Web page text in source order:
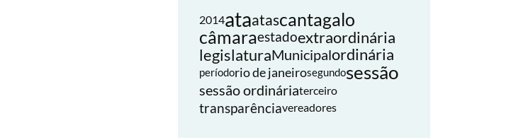
2014ataatascantagalo
câmaraestadoextraordinária
legislaturaMunicipalordinária
períodorio de janeirosegundosessão
sessão ordináriaterceiro
transparênciavereadores